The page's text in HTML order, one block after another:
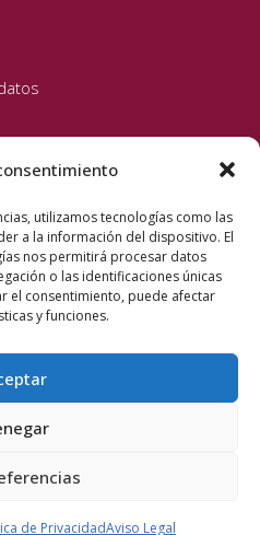
utilizamos tecnologías como las
a la información del dispositivo. El
nos permitirá procesar datos
o las identificaciones únicas
el consentimiento, puede afectar
y funciones.
de PrivacidadAviso Legal
2022 © Reservados todos los